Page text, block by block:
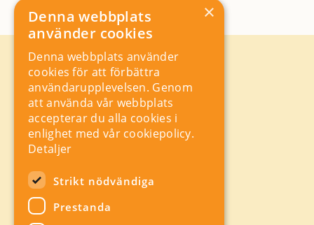
Kontakt
Storgatan 19, Box 5501,
114 85 Stockholm
Orgnr: 556625 – 8389
rad@industriarbetsgivarna.se
Rådgivning:08-762 67 70
Växel:08-762 67 55
Hitta snabbt
A-Ö
×
Denna webbplats
använder cookies
Denna webbplats använder
cookies för att förbättra
användarupplevelsen. Genom
att använda vår webbplats
accepterar du alla cookies i
enlighet med vår cookiepolicy.
Detaljer
Strikt nödvändiga
Prestanda